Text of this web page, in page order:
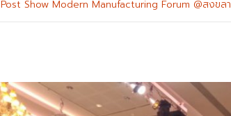
Post Show Modern Manufacturing Forum @สงขลา